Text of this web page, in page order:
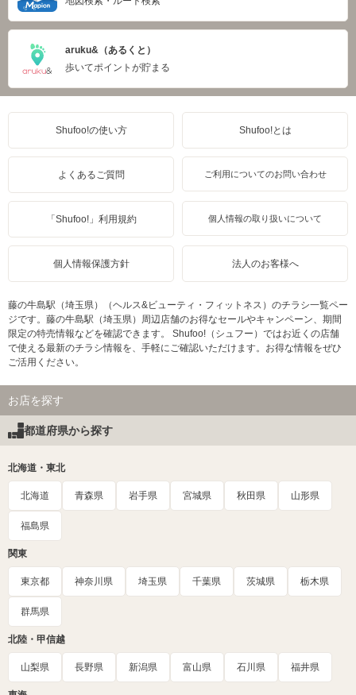
aruku&（あるくと）
歩いてポイントが貯まる
Shufoo!の使い方 Shufoo!とは
よくあるご質問 ご利用についてのお問い合わせ
「Shufoo!」利用規約 個人情報の取り扱いについて
個人情報保護方針 法人のお客様へ
藤の牛島駅（埼玉県）（ヘルス&ビューティ・フィットネス）のチラシ一覧ペー
ジです。藤の牛島駅（埼玉県）周辺店舗のお得なセールやキャンペーン、期間
限定の特売情報などを確認できます。 Shufoo!（シュフー）ではお近くの店舗
で使える最新のチラシ情報を、手軽にご確認いただけます。お得な情報をぜひ
ご活用ください。
お店を探す
都道府県から探す
北海道・東北
北海道 青森県 岩手県 宮城県 秋田県 山形県
福島県
関東
東京都 神奈川県 埼玉県 千葉県 茨城県 栃木県
群馬県
北陸・甲信越
山梨県 長野県 新潟県 富山県 石川県 福井県